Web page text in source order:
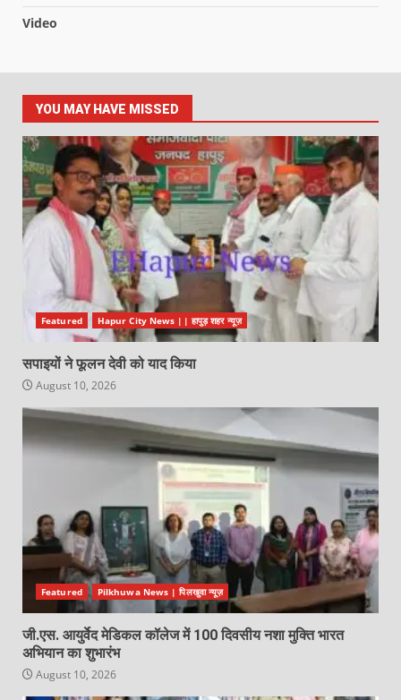
Video
YOU MAY HAVE MISSED
Featured Hapur City News || हापुड़ शहर न्यूज़
सपाइयों ने फूलन देवी को याद किया
August 10, 2026
Featured Pilkhuwa News | पिलखुवा न्यूज़
जी.एस. आयुर्वेद मेडिकल कॉलेज में 100 दिवसीय नशा मुक्ति भारत
अभियान का शुभारंभ
August 10, 2026